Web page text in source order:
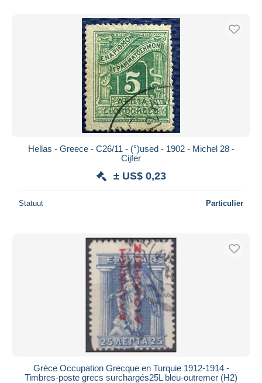
Gratis levering
Betaalmiddelen
PayPal
Bankoverschrijving
Mastercard
Bancontact
Woonplaats van de verkoper
Toepassen
Hellas - Greece - C26/11 - (°)used - 1902 - Michel 28 -
Cijfer
± US$ 0,23
Statuut Particulier
Grèce Occupation Grecque en Turquie 1912-1914 -
Timbres-poste grecs surchargés25L bleu-outremer (H2)